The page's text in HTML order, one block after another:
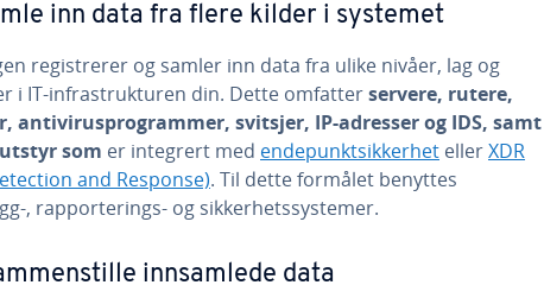
inn data fra flere kilder i systemet
registrerer og samler inn data fra ulike nivåer, lag og
i IT-infrastrukturen din. Dette omfatterservere, rutere,
antivirusprogrammer, svitsjer, IP-adresser og IDS, samt
som er integrert med endepunktsikkerhet ellerXDR
and Response). Til dette formålet benyttes
, rapporterings- og sikkerhetssystemer.
innsamlede data